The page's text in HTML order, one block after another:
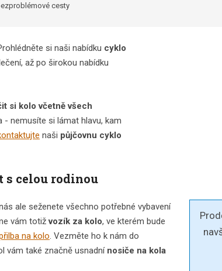
cesty
si naši nabídku cyklo
až po širokou nabídku
si kolo včetně všech
- nemusíte si lámat hlavu, kam
naši půjčovnu cyklo
s celou rodinou
ale seženete všechno potřebné vybavení
vám totižvozík za kolo, ve kterém bude
na kolo. Vezměte ho k nám do
vám také značně usnadní nosiče na kola